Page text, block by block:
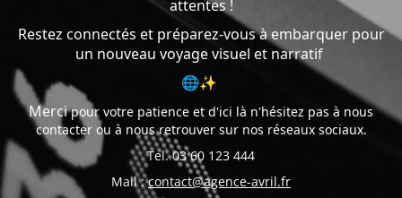
attentes !
Restez connectés et préparez-vous à embarquer pour
un nouveau voyage visuel et narratif
🌐✨
Mercipour votre patience et d'ici là n'hésitez pas à nous
contacter ou à nous retrouver sur nos réseaux sociaux.
Tel. 03 60 123 444
Mail :contact@agence-avril.fr